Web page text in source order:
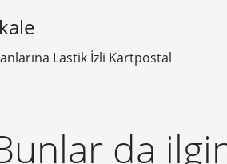
Lastik İzli Kartpostal
da